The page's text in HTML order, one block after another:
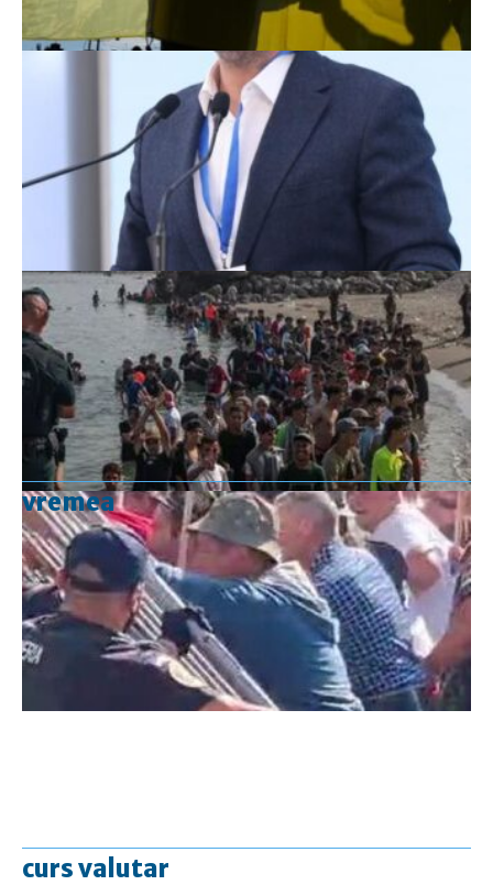
vremea
curs valutar